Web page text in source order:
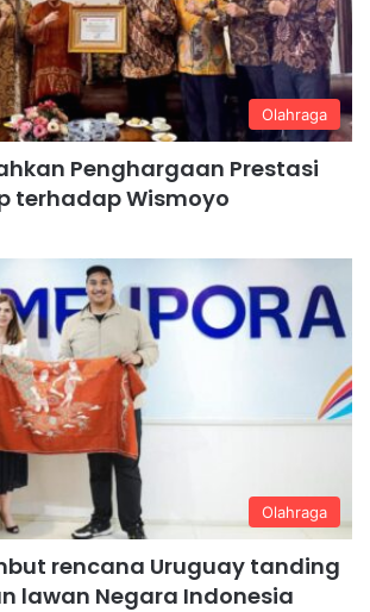
Olahraga
Penghargaan Prestasi
terhadap Wismoyo
Olahraga
rencana Uruguay tanding
lawan Negara Indonesia